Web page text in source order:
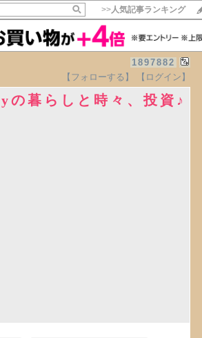
>>人気記事ランキング
1897882
【フォローする】 【ログイン】
暮らしと時々、投資♪